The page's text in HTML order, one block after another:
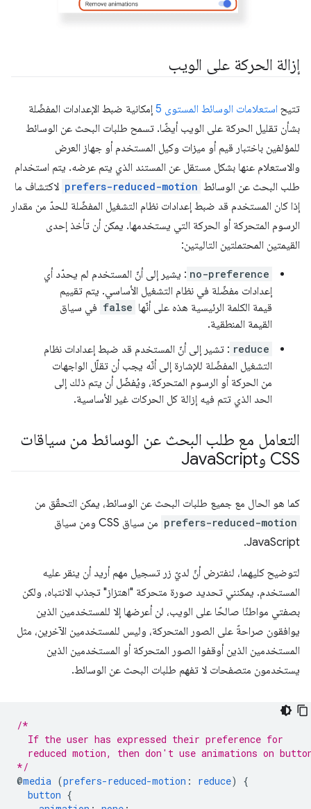
إزالة الحركة على الويب
تتيح استعلامات الوسائط المستوى 5
إمكانية ضبط الإعدادات المفضّلة
بشأن تقليل الحركة على الويب أيضًا. تسمح طلبات البحث عن الوسائط
للمؤلفين باختبار قيم أو ميزات وكيل المستخدم أو جهاز العرض
والاستعلام عنها بشكل مستقل عن المستند الذي يتم عرضه. يتم استخدام
طلب البحث عن الوسائط prefers-reduced-motion لاكتشاف ما
إذا كان المستخدم قد ضبط إعدادات نظام التشغيل المفضّلة للحدّ من مقدار
الرسوم المتحركة أو الحركة التي يستخدمها. يمكن أن تأخذ إحدى
القيمتين المحتملتين التاليتين:
no-preference : يشير إلى أنّ المستخدم لم يحدّد أي
إعدادات مفضّلة في نظام التشغيل الأساسي. يتم تقييم
قيمة الكلمة الرئيسية هذه على أنّها false في سياق
القيمة المنطقية.
reduce : تشير إلى أنّ المستخدم قد ضبط إعدادات نظام
التشغيل المفضّلة للإشارة إلى أنّه يجب أن تقلّل الواجهات
من الحركة أو الرسوم المتحركة، ويُفضّل أن يتم ذلك إلى
الحد الذي تتم فيه إزالة كل الحركات غير الأساسية.
التعامل مع طلب البحث عن الوسائط من سياقات
CSS وJava
Script
كما هو الحال مع جميع طلبات البحث عن الوسائط، يمكن التحقّق من
prefers-reduced-motion
من سياق CSS ومن سياق
JavaScript.
لتوضيح كليهما، لنفترض أنّ لديّ زر تسجيل مهم أريد أن ينقر عليه
المستخدم. يمكنني تحديد صورة متحركة "اهتزاز" تجذب الانتباه، ولكن
بصفتي مواطنًا صالحًا على الويب، لن أعرضها إلا للمستخدمين الذين
يوافقون صراحةً على الصور المتحركة، وليس للمستخدمين الآخرين، مثل
المستخدمين الذين أوقفوا الصور المتحركة أو المستخدمين الذين
يستخدمون متصفحات لا تفهم طلبات البحث عن الوسائط.
/*
  If the user has expressed their preference for
reduced motion, then don't use animations on
*/
@media (prefers-reduced-motion : reduce)
{
button {